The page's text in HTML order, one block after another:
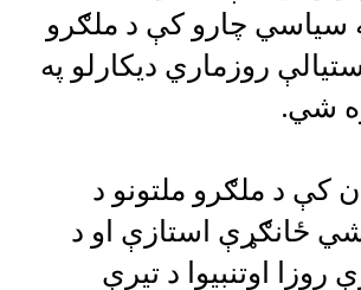
سیاسي چارو کې د ملګرو
روزماري دیکارلو په
شي.
کې د ملګرو ملتونو د
ځانګړې استازې او د
روزا اوتنبیوا د تیرې